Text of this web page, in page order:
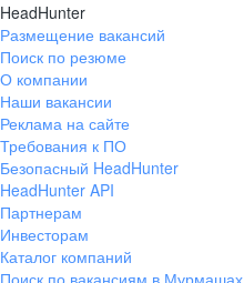
HeadHunter
Размещение вакансий
Поиск по резюме
О компании
Наши вакансии
Реклама на сайте
Требования к ПО
Безопасный HeadHunter
HeadHunter API
Партнерам
Инвесторам
Каталог компаний
Поиск по вакансиям в Мурмашах